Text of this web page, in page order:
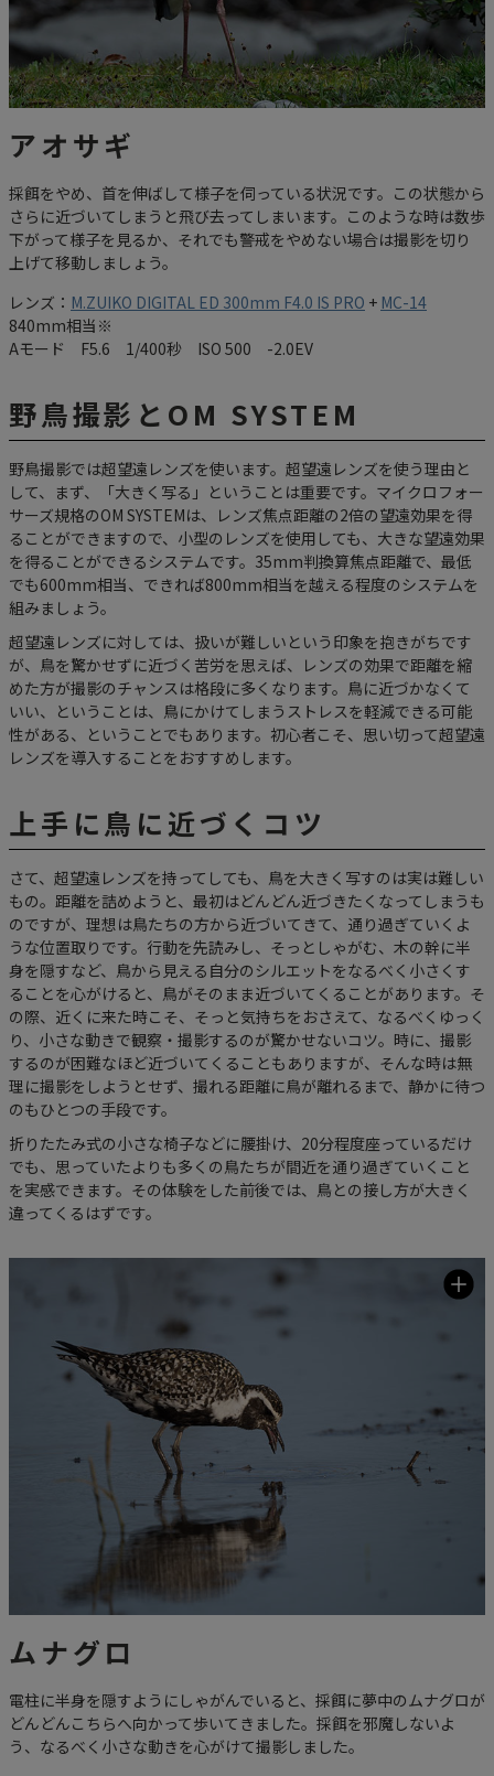
アオサギ
採餌をやめ、首を伸ばして様子を伺っている状況です。この状態から
さらに近づいてしまうと飛び去ってしまいます。このような時は数歩
下がって様子を見るか、それでも警戒をやめない場合は撮影を切り
上げて移動しましょう。
レンズ： M.ZUIKO DIGITAL ED 300mm F4.0 IS PRO + MC-14
840mm相当※
Aモード F5.6 1/400秒 ISO 500 -2.0EV
野鳥撮影とOM SYSTEM
野鳥撮影では超望遠レンズを使います。超望遠レンズを使う理由と
して、まず、「大きく写る」ということは重要です。マイクロフォー
サーズ規格のOM SYSTEMは、レンズ焦点距離の2倍の望遠効果を得
ることができますので、小型のレンズを使用しても、大きな望遠効果
を得ることができるシステムです。35mm判換算焦点距離で、最低
でも600mm相当、できれば800mm相当を越える程度のシステムを
組みましょう。
超望遠レンズに対しては、扱いが難しいという印象を抱きがちです
が、鳥を驚かせずに近づく苦労を思えば、レンズの効果で距離を縮
めた方が撮影のチャンスは格段に多くなります。鳥に近づかなくて
いい、ということは、鳥にかけてしまうストレスを軽減できる可能
性がある、ということでもあります。初心者こそ、思い切って超望遠
レンズを導入することをおすすめします。
上手に鳥に近づくコツ
さて、超望遠レンズを持ってしても、鳥を大きく写すのは実は難しい
もの。距離を詰めようと、最初はどんどん近づきたくなってしまうも
のですが、理想は鳥たちの方から近づいてきて、通り過ぎていくよ
うな位置取りです。行動を先読みし、そっとしゃがむ、木の幹に半
身を隠すなど、鳥から見える自分のシルエットをなるべく小さくす
ることを心がけると、鳥がそのまま近づいてくることがあります。そ
の際、近くに来た時こそ、そっと気持ちをおさえて、なるべくゆっく
り、小さな動きで観察・撮影するのが驚かせないコツ。時に、撮影
するのが困難なほど近づいてくることもありますが、そんな時は無
理に撮影をしようとせず、撮れる距離に鳥が離れるまで、静かに待つ
のもひとつの手段です。
折りたたみ式の小さな椅子などに腰掛け、20分程度座っているだけ
でも、思っていたよりも多くの鳥たちが間近を通り過ぎていくこと
を実感できます。その体験をした前後では、鳥との接し方が大きく
違ってくるはずです。
ムナグロ
電柱に半身を隠すようにしゃがんでいると、採餌に夢中のムナグロが
どんどんこちらへ向かって歩いてきました。採餌を邪魔しないよ
う、なるべく小さな動きを心がけて撮影しました。